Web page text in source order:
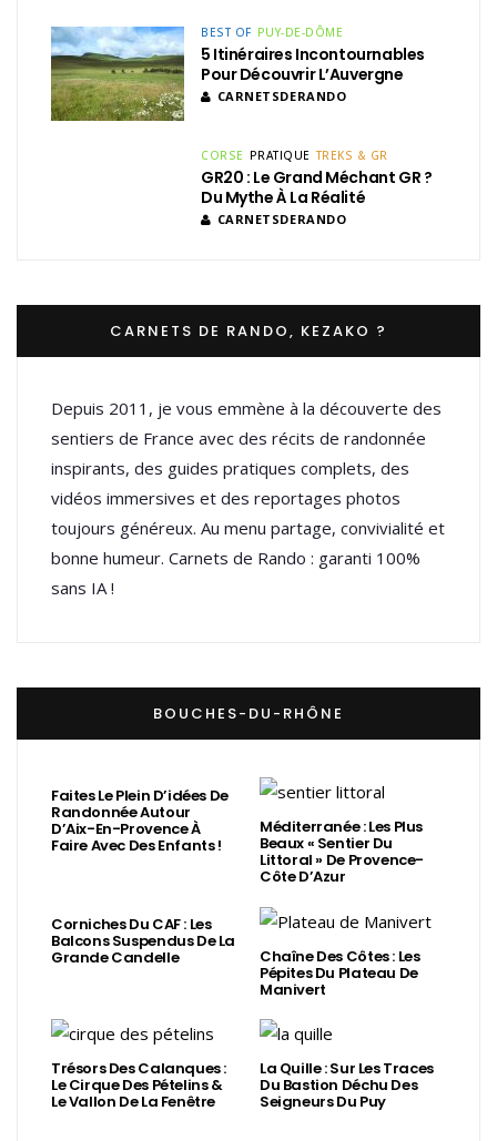
BEST OF PUY-DE-DÔME
5 Itinéraires Incontournables
Pour Découvrir L’Auvergne
CARNETSDERANDO
CORSE PRATIQUE TREKS & GR
GR20 : Le Grand Méchant GR ?
Du Mythe À La Réalité
CARNETSDERANDO
CARNETS DE RANDO, KEZAKO ?
Depuis 2011, je vous emmène à la découverte des
sentiers de France avec des récits de randonnée
inspirants, des guides pratiques complets, des
vidéos immersives et des reportages photos
toujours généreux. Au menu partage, convivialité et
bonne humeur. Carnets de Rando : garanti 100%
sans IA !
BOUCHES-DU-RHÔNE
Faites Le Plein D’idées De
Randonnée Autour
D’Aix-En-Provence À
Faire Avec Des Enfants !
Méditerranée : Les Plus
Beaux « Sentier Du
Littoral » De Provence-
Côte D’Azur
Corniches Du CAF : Les
Balcons Suspendus De La
Grande Candelle Chaîne Des Côtes : Les
Pépites Du Plateau De
Manivert
Trésors Des Calanques :
Le Cirque Des Pételins &
Le Vallon De La Fenêtre
La Quille : Sur Les Traces
Du Bastion Déchu Des
Seigneurs Du Puy